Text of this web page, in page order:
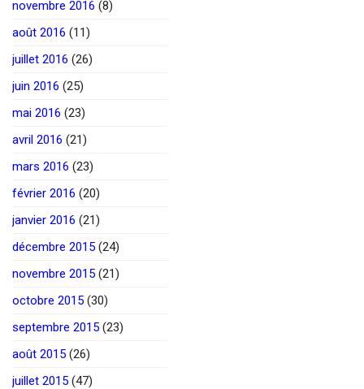
novembre 2016 (8)
août 2016 (11)
juillet 2016 (26)
juin 2016 (25)
mai 2016 (23)
avril 2016 (21)
mars 2016 (23)
février 2016 (20)
janvier 2016 (21)
décembre 2015 (24)
novembre 2015 (21)
octobre 2015 (30)
septembre 2015 (23)
août 2015 (26)
juillet 2015 (47)